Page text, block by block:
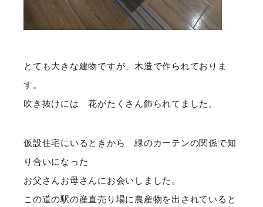
とても大きな建物ですが、木造で作られておりま
す。
吹き抜けには 花がたくさん飾られてました。
仮設住宅にいるときから 緑のカーテンの関係で知
り合いになった
お父さんお母さんにお会いしました。
この道の駅の産直売り場に農産物を出されていると